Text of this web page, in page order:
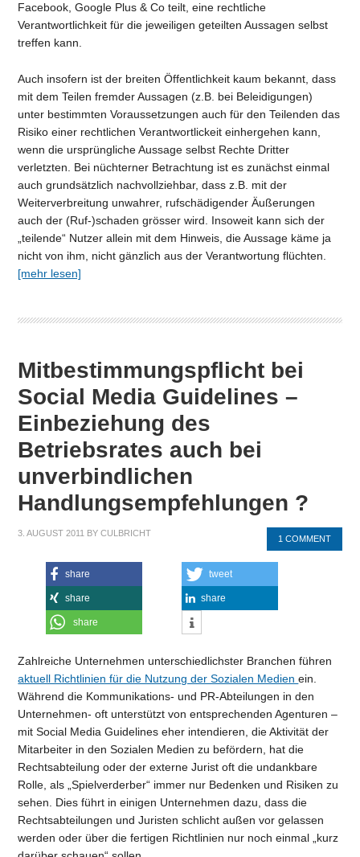
Facebook, Google Plus & Co teilt, eine rechtliche
Verantwortlichkeit für die jeweiligen geteilten Aussagen selbst
treffen kann.
Auch insofern ist der breiten Öffentlichkeit kaum bekannt, dass
mit dem Teilen fremder Aussagen (z.B. bei Beleidigungen)
unter bestimmten Voraussetzungen auch für den Teilenden das
Risiko einer rechtlichen Verantwortlickeit einhergehen kann,
wenn die ursprüngliche Aussage selbst Rechte Dritter
verletzten. Bei nüchterner Betrachtung ist es zunächst einmal
auch grundsätzlich nachvollziehbar, dass z.B. mit der
Weiterverbreitung unwahrer, rufschädigender Äußerungen
auch der (Ruf-)schaden grösser wird. Insoweit kann sich der
„teilende“ Nutzer allein mit dem Hinweis, die Aussage käme ja
nicht von ihm, nicht gänzlich aus der Verantwortung flüchten.
[mehr lesen]
Mitbestimmungspflicht bei
Social Media Guidelines –
Einbeziehung des
Betriebsrates auch bei
unverbindlichen
Handlungsempfehlungen ?
3. AUGUST 2011 BYCULBRICHT
1 COMMENT
share tweet
share share
share
Zahlreiche Unternehmen unterschiedlichster Branchen führen
aktuell Richtlinien für die Nutzung der Sozialen Medienein.
Während die Kommunikations- und PR-Abteilungen in den
Unternehmen- oft unterstützt von entsprechenden Agenturen –
mit Social Media Guidelines eher intendieren, die Aktivität der
Mitarbeiter in den Sozialen Medien zu befördern, hat die
Rechtsabteilung oder der externe Jurist oft die undankbare
Rolle, als „Spielverderber“ immer nur Bedenken und Risiken zu
sehen. Dies führt in einigen Unternehmen dazu, dass die
Rechtsabteilungen und Juristen schlicht außen vor gelassen
werden oder über die fertigen Richtlinien nur noch einmal „kurz